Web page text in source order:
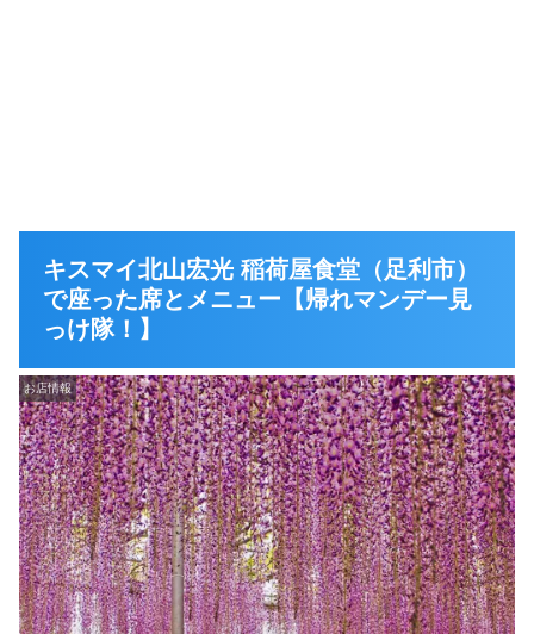
キスマイ北山宏光 稲荷屋食堂（足利市）
で座った席とメニュー【帰れマンデー見
っけ隊！】
お店情報